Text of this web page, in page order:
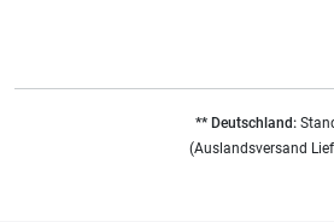
** Deutschland:
(Auslandsversand